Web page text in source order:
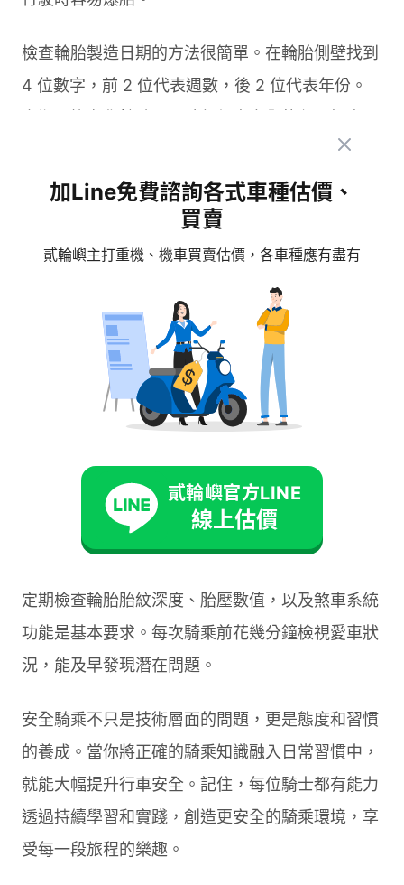
加Line免費諮詢各式車種估價、
買賣
貳輪嶼主打重機、機車買賣估價，各車種應有盡有
貳輪嶼官方LINE
線上估價
檢查輪胎製造日期的方法很簡單。在輪胎側壁找到
4 位數字，前 2 位代表週數，後 2 位代表年份。
打造安全騎乘環境的完整
防禦駕駛是機車輪胎打滑預防的核心概念。這種
「預測危險、避開危險」的用路觀念能有效降低事
故風險。研究顯示，交通事故有 90% 以上與騎士
的認知或判斷錯誤相關。
力。騎士應該持續掃視路面狀況，注意前方車輛動
態，並預判可能的危險情境。這種習慣能讓你在濕
滑路面或緊急狀況下做出正確反應。
定期檢查輪胎胎紋深度、胎壓數值，以及煞車系統
功能是基本要求。每次騎乘前花幾分鐘檢視愛車狀
況，能及早發現潛在問題。
安全騎乘不只是技術層面的問題，更是態度和習慣
的養成。當你將正確的騎乘知識融入日常習慣中，
就能大幅提升行車安全。記住，每位騎士都有能力
透過持續學習和實踐，創造更安全的騎乘環境，享
受每一段旅程的樂趣。